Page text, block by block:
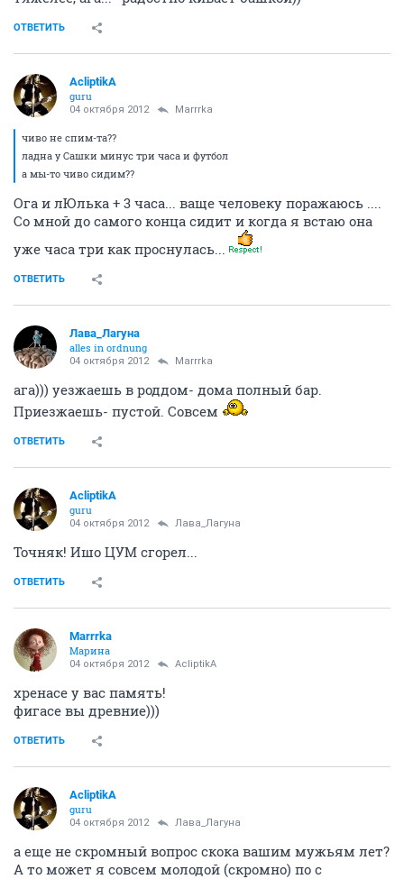
ОТВЕТИТЬ
AcliptikA
guru
04 октября 2012 Marrrka
чиво не спим-та??
ладна у Сашки минус три часа и футбол
а мы-то чиво сидим??
Ога и лЮлька + 3 часа... ваще человеку поражаюсь ....
Со мной до самого конца сидит и когда я встаю она
уже часа три как проснулась...
ОТВЕТИТЬ
Лава_Лагуна
alles in ordnung
04 октября 2012 Marrrka
ага))) уезжаешь в роддом- дома полный бар.
Приезжаешь- пустой. Совсем
ОТВЕТИТЬ
AcliptikA
guru
04 октября 2012 Лава_Лагуна
Точняк! Ишо ЦУМ сгорел...
ОТВЕТИТЬ
Marrrka
Марина
04 октября 2012 AcliptikA
хренасе у вас память!
фигасе вы древние)))
ОТВЕТИТЬ
AcliptikA
guru
04 октября 2012 Лава_Лагуна
а еще не скромный вопрос скока вашим мужьям лет?
А то может я совсем молодой (скромно) по с